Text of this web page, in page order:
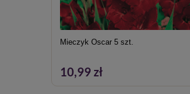
Mieczyk Oscar 5 szt.
10,99 zł